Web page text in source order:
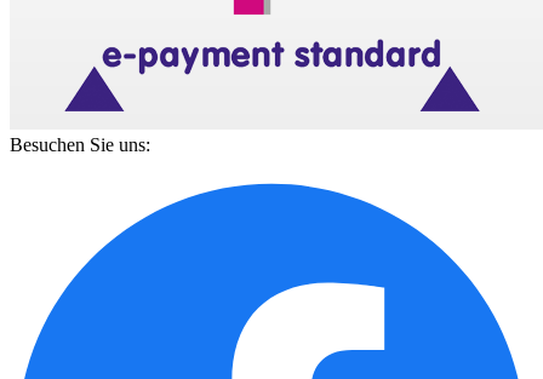
Besuchen Sie uns: